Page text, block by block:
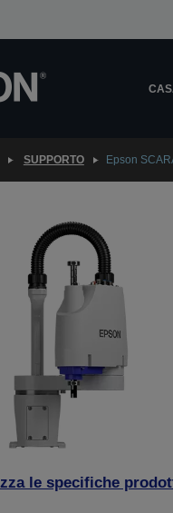
SUPPORTO Epson
le specifiche